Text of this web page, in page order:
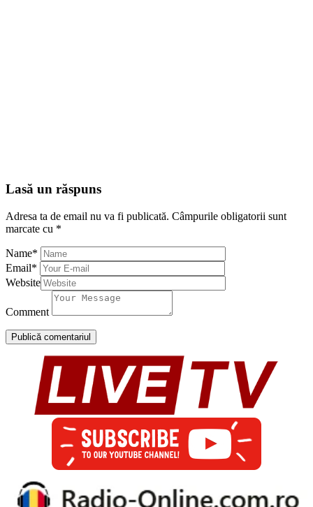
Lasă un răspuns
Adresa ta de email nu va fi publicată. Câmpurile obligatorii sunt
marcate cu *
Name*
Email*
Website
Comment